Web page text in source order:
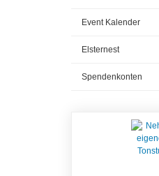
Event Kalender
Elsternest
Spendenkonten